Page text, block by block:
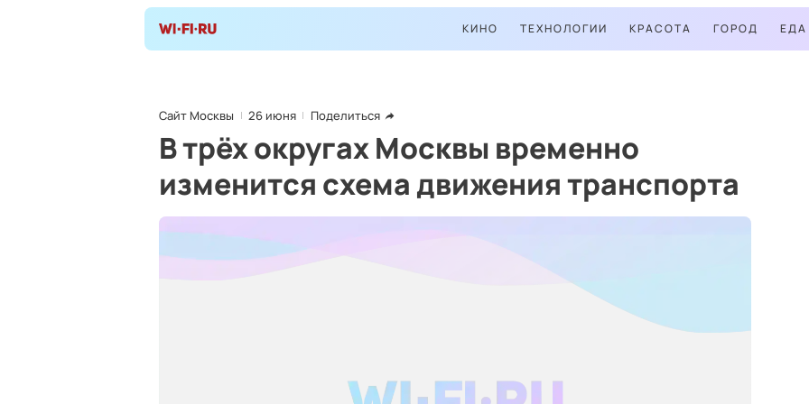
КИНО ТЕХНОЛОГИИ КРАСОТА ГОРОД ЕДА
Сайт Москвы 26 июня Поделиться
В трёх округах Москвы временно
изменится схема движения транспорта